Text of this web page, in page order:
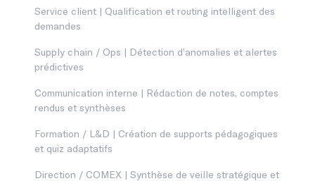
Service client | Qualification et routing intelligent des
demandes
Supply chain / Ops | Détection d’anomalies et alertes
prédictives
Communication interne | Rédaction de notes, comptes
rendus et synthèses
Formation / L&D | Création de supports pédagogiques
et quiz adaptatifs
Direction / COMEX | Synthèse de veille stratégique et